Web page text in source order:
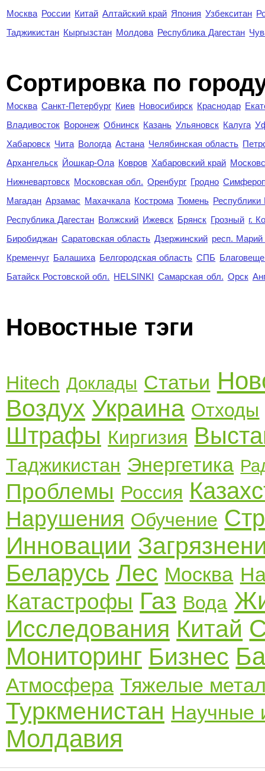
Москва России Китай Алтайский край Япония Узбекситан
Таджикистан Кыргызстан Молдова Республика Дагестан
Cортировка по
Москва Санкт-Петербург Киев Новосибирск Краснодар
Владивосток Воронеж Обнинск Казань Ульяновск Калуга
Хабаровск Чита Вологда Астана Челябинская область
Архангельск Йошкар-Ола Ковров Хабаровский край
Нижневартовск Московская обл. Оренбург Гродно
Магадан Арзамас Махачкала Кострома Тюмень Республики
Республика Дагестан Волжский Ижевск Брянск Грозный г.
Биробиджан Саратовская область Дзержинский респ.
Кременчуг Балашиха Белгородская область СПБ
Батайск Ростовской обл. HELSINKI Самарская обл. Орск
Новостные тэги
Hitech Доклады Статьи
Воздух Украина Отходы
Штрафы Киргизия
Таджикистан Энергетика
Проблемы Россия
Нарушения Обучение
Инновации
Беларусь Лес Москва
Катастрофы Газ Вода
Исследования Китай
Мониторинг Бизнес
Атмосфера Тяжелые
Туркменистан Научные
Молдавия